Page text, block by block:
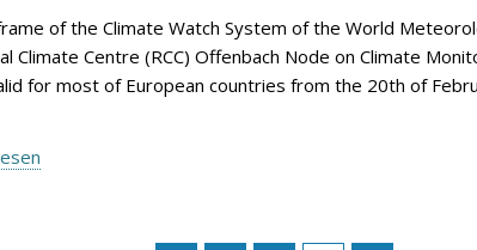
of the Climate Watch System of the World
Climate Centre (RCC) Offenbach Node on Climate
for most of European countries from the 20th of